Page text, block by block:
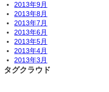
2013年9月
2013年8月
2013年7月
2013年6月
2013年5月
2013年4月
2013年3月
タグクラウド